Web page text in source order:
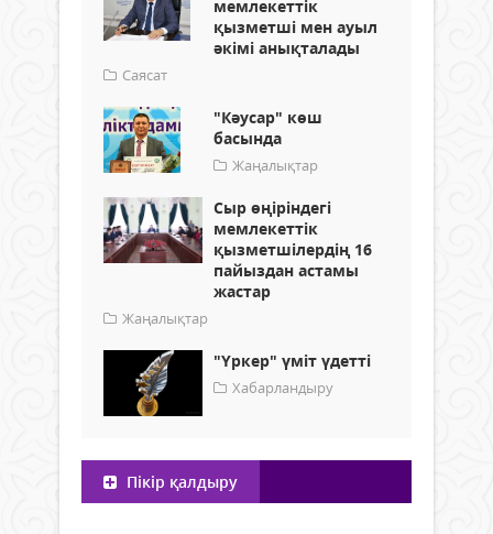
мемлекеттік
қызметші мен ауыл
әкімі анықталады
Саясат
"Кәусар" көш
басында
Жаңалықтар
Сыр өңіріндегі
мемлекеттік
қызметшілердің 16
пайыздан астамы
жастар
Жаңалықтар
"Үркер" үміт үдетті
Хабарландыру
Пікір қалдыру